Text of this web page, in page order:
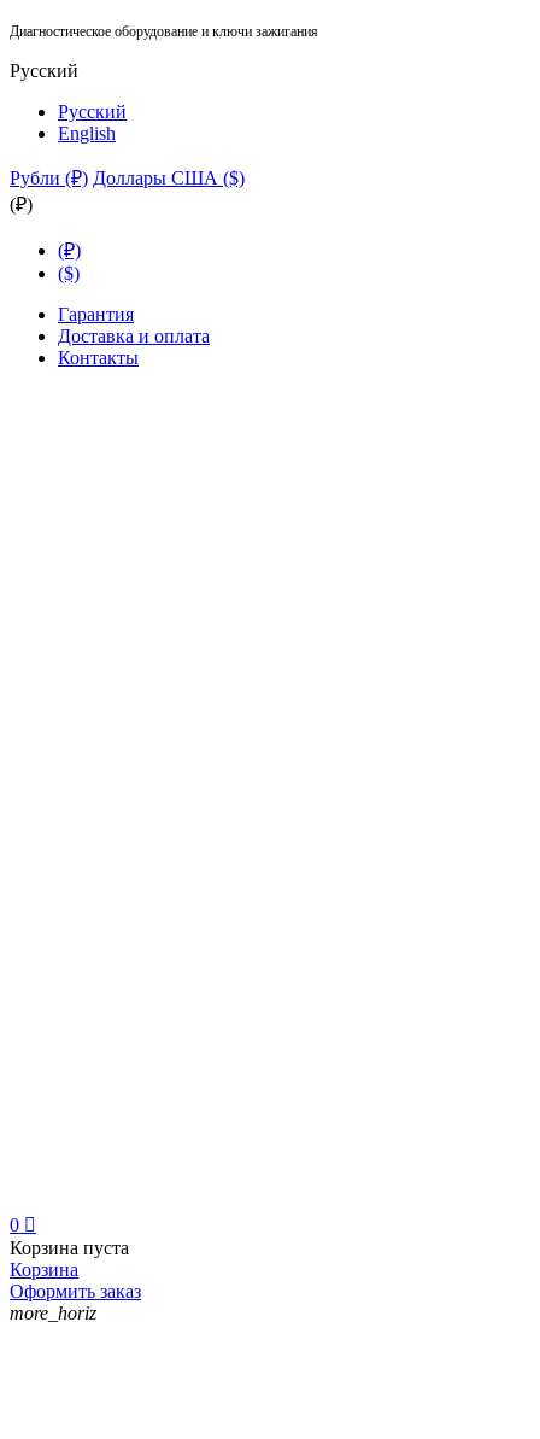
Диагностическое оборудование и ключи зажигания
Русский
Русский
English
Рубли (₽) Доллары США ($)
(₽)
(₽)
($)
Гарантия
Доставка и оплата
Контакты
0 
Корзина пуста
Корзина
Оформить заказ
more_horiz